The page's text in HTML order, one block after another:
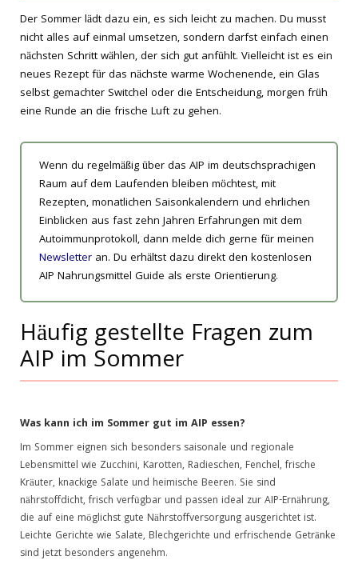
Der Sommer lädt dazu ein, es sich leicht zu machen. Du musst
nicht alles auf einmal umsetzen, sondern darfst einfach einen
nächsten Schritt wählen, der sich gut anfühlt. Vielleicht ist es ein
neues Rezept für das nächste warme Wochenende, ein Glas
selbst gemachter Switchel oder die Entscheidung, morgen früh
eine Runde an die frische Luft zu gehen.
Wenn du regelmäßig über das AIP im deutschsprachigen
Raum auf dem Laufenden bleiben möchtest, mit
Rezepten, monatlichen Saisonkalendern und ehrlichen
Einblicken aus fast zehn Jahren Erfahrungen mit dem
Autoimmunprotokoll, dann melde dich gerne für meinen
Newsletter an. Du erhältst dazu direkt den kostenlosen
AIP Nahrungsmittel Guide als erste Orientierung.
Häufig gestellte Fragen zum
AIP im Sommer
Was kann ich im Sommer gut im AIP essen?
Im Sommer eignen sich besonders saisonale und regionale
Lebensmittel wie Zucchini, Karotten, Radieschen, Fenchel, frische
Kräuter, knackige Salate und heimische Beeren. Sie sind
nährstoffdicht, frisch verfügbar und passen ideal zur AIP-Ernährung,
die auf eine möglichst gute Nährstoffversorgung ausgerichtet ist.
Leichte Gerichte wie Salate, Blechgerichte und erfrischende Getränke
sind jetzt besonders angenehm.